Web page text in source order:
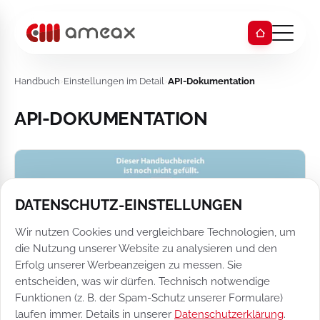
Handbuch ›Einstellungen im Detail ›API-Dokumentation
API-DOKUMENTATION
DATENSCHUTZ-EINSTELLUNGEN
Wir nutzen Cookies und vergleichbare Technologien, um
die Nutzung unserer Website zu analysieren und den
Erfolg unserer Werbeanzeigen zu messen. Sie
entscheiden, was wir dürfen. Technisch notwendige
Funktionen (z. B. der Spam-Schutz unserer Formulare)
laufen immer. Details in unserer Datenschutzerklärung.